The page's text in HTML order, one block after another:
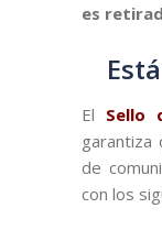
es
El Sello
garantiza
de
con los